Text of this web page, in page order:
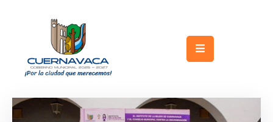
Gobierno
Turismo